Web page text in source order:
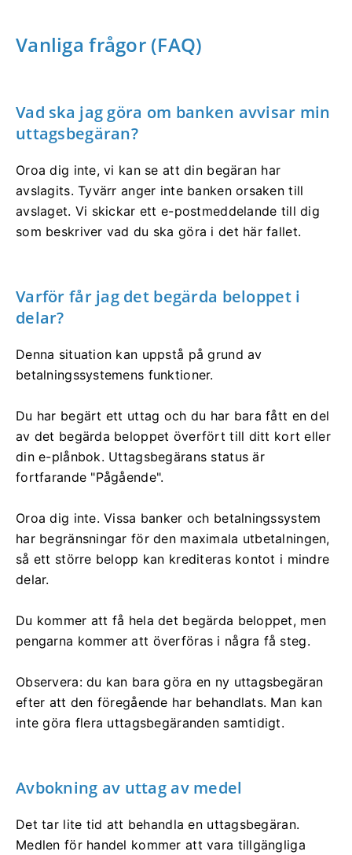
Vanliga frågor (FAQ)
Vad ska jag göra om banken avvisar min
uttagsbegäran?
Oroa dig inte, vi kan se att din begäran har
avslagits. Tyvärr anger inte banken orsaken till
avslaget. Vi skickar ett e-postmeddelande till dig
som beskriver vad du ska göra i det här fallet.
Varför får jag det begärda beloppet i
delar?
Denna situation kan uppstå på grund av
betalningssystemens funktioner.
Du har begärt ett uttag och du har bara fått en del
av det begärda beloppet överfört till ditt kort eller
din e-plånbok. Uttagsbegärans status är
fortfarande "Pågående".
Oroa dig inte. Vissa banker och betalningssystem
har begränsningar för den maximala utbetalningen,
så ett större belopp kan krediteras kontot i mindre
delar.
Du kommer att få hela det begärda beloppet, men
pengarna kommer att överföras i några få steg.
Observera: du kan bara göra en ny uttagsbegäran
efter att den föregående har behandlats. Man kan
inte göra flera uttagsbegäranden samtidigt.
Avbokning av uttag av medel
Det tar lite tid att behandla en uttagsbegäran.
Medlen för handel kommer att vara tillgängliga